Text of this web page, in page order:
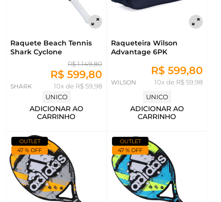
Raquete Beach Tennis
Shark Cyclone
R$ 1.149,80
R$ 599,80
10x de R$ 59,98
SHARK
UNICO
ADICIONAR AO
CARRINHO
Raqueteira Wilson
Advantage 6PK
R$ 599,80
10x de R$ 59,98
WILSON
UNICO
ADICIONAR AO
CARRINHO
OUTLET
47 % OFF
OUTLET
47 % OFF